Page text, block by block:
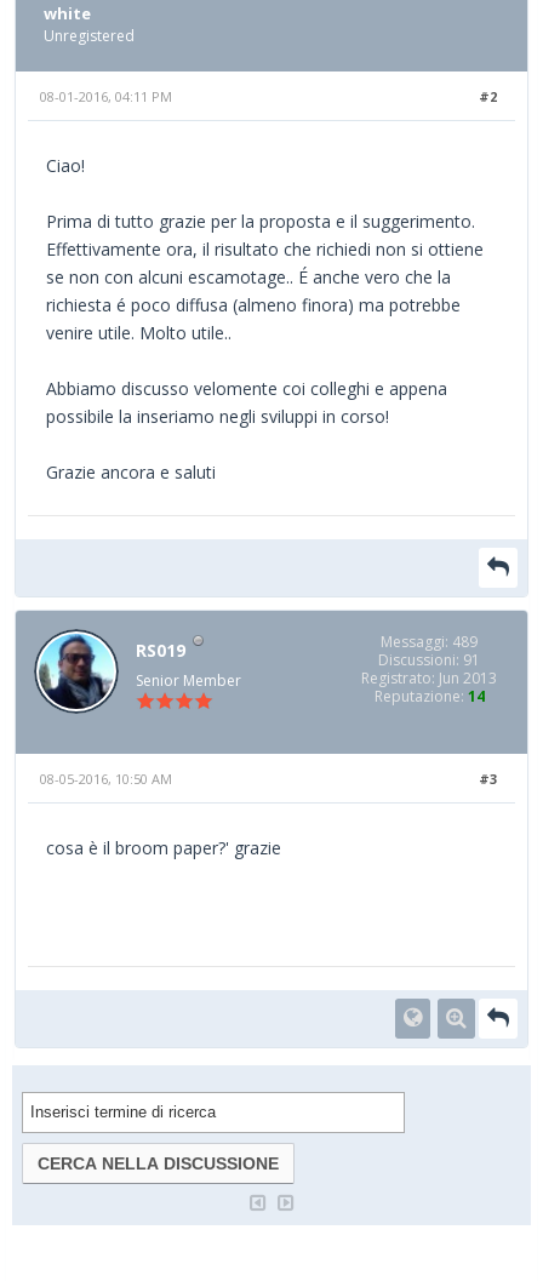
white
Unregistered
#2
08-01-2016, 04:11 PM
Ciao!
Prima di tutto grazie per la proposta e il suggerimento.
Effettivamente ora, il risultato che richiedi non si ottiene
se non con alcuni escamotage.. É anche vero che la
richiesta é poco diffusa (almeno finora) ma potrebbe
venire utile. Molto utile..
Abbiamo discusso velomente coi colleghi e appena
possibile la inseriamo negli sviluppi in corso!
Grazie ancora e saluti
RS019
Senior Member
Messaggi: 489
Discussioni: 91
Registrato: Jun 2013
Reputazione: 14
#3
08-05-2016, 10:50 AM
cosa è il broom paper?' grazie